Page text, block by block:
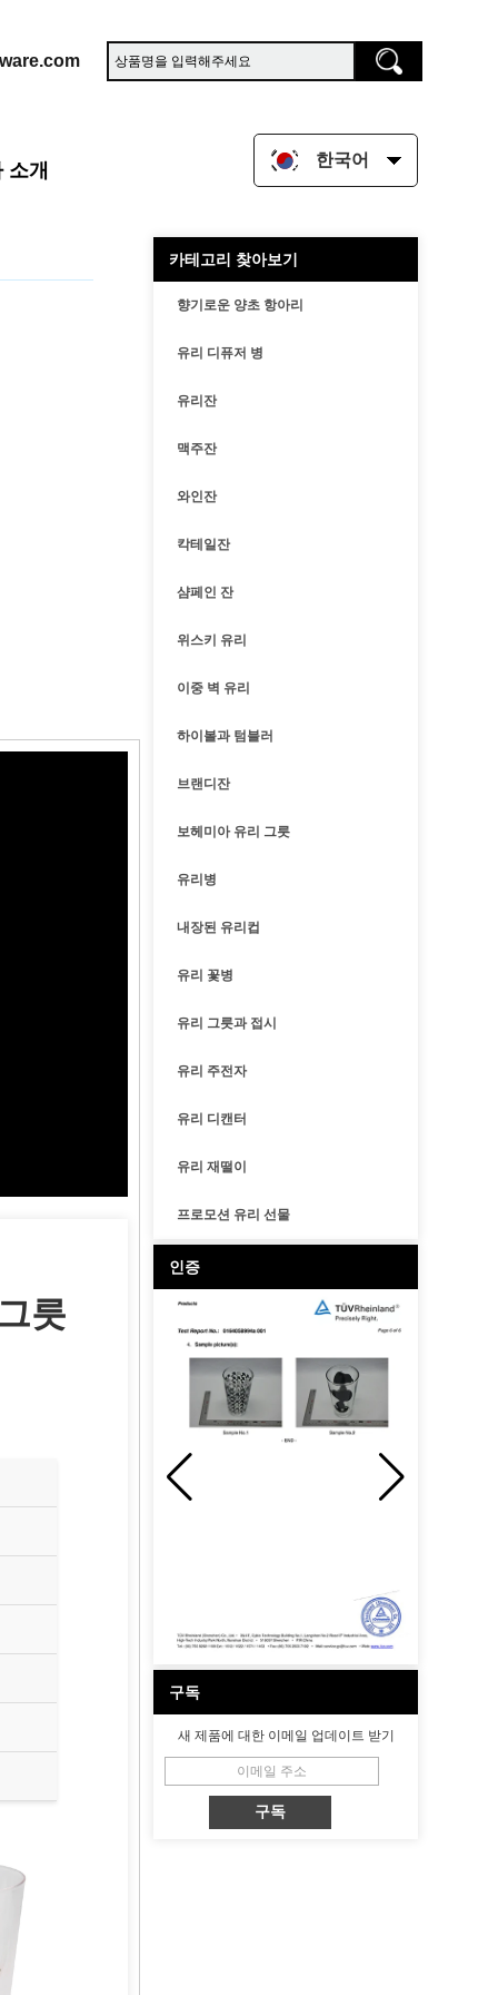
소개 한국어
카테고리 찾아보기
향기로운 양초 항아리
유리 디퓨저 병
유리잔
맥주잔
와인잔
칵테일잔
샴페인 잔
위스키 유리
이중 벽 유리
하이볼과 텀블러
브랜디잔
보헤미아 유리 그릇
유리병
내장된 유리컵
유리 꽃병
유리 그릇과 접시
유리 주전자
유리 디캔터
유리 재떨이
프로모션 유리 선물
인증
구독
새 제품에 대한 이메일 업데이트 받기
릇